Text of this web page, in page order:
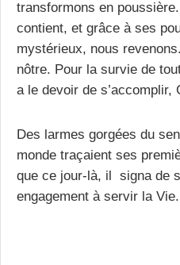
transformons en
contient, et grâce à ses
mystérieux, nous
nôtre. Pour la survie de
a le devoir de s’accomplir,
Des larmes gorgées du
monde traçaient ses
que ce jour-là, il signa de
engagement à servir la Vie.